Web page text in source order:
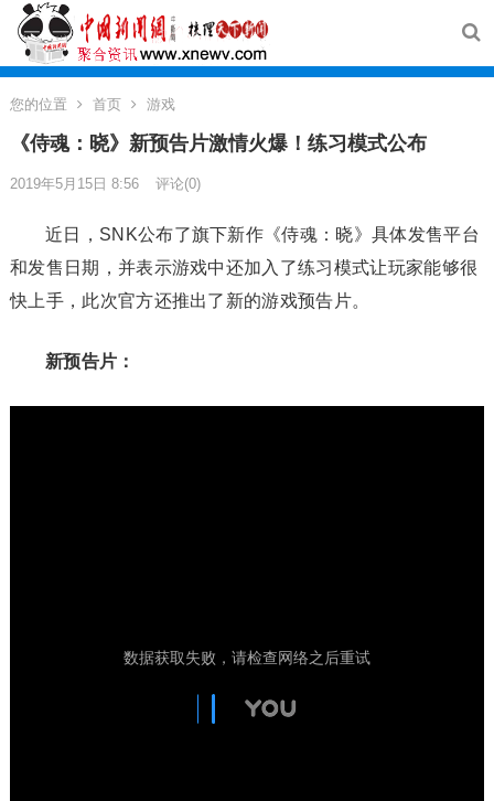
您的位置 首页 游戏
《侍魂：晓》新预告片激情火爆！练习模式公布
2019年5月15日 8:56 评论(0)
近日，SNK公布了旗下新作《侍魂：晓》具体发售平台
和发售日期，并表示游戏中还加入了练习模式让玩家能够很
快上手，此次官方还推出了新的游戏预告片。
新预告片：